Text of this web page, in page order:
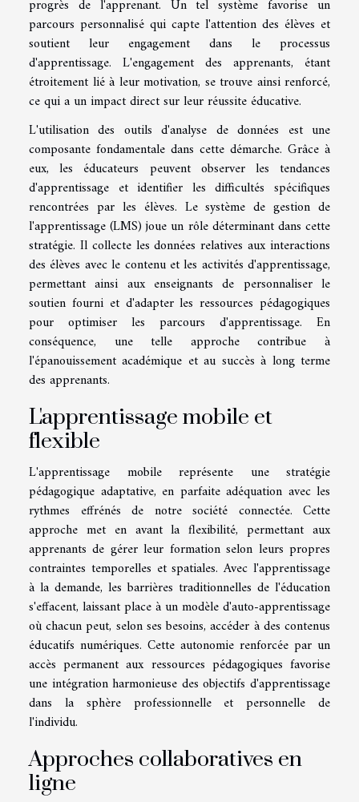
progrès de l'apprenant. Un tel système favorise un
parcours personnalisé qui capte l'attention des élèves et
soutient leur engagement dans le processus
d'apprentissage. L'engagement des apprenants, étant
étroitement lié à leur motivation, se trouve ainsi renforcé,
ce qui a un impact direct sur leur réussite éducative.
L'utilisation des outils d'analyse de données est une
composante fondamentale dans cette démarche. Grâce à
eux, les éducateurs peuvent observer les tendances
d'apprentissage et identifier les difficultés spécifiques
rencontrées par les élèves. Le système de gestion de
l'apprentissage (LMS) joue un rôle déterminant dans cette
stratégie. Il collecte les données relatives aux interactions
des élèves avec le contenu et les activités d'apprentissage,
permettant ainsi aux enseignants de personnaliser le
soutien fourni et d'adapter les ressources pédagogiques
pour optimiser les parcours d'apprentissage. En
conséquence, une telle approche contribue à
l'épanouissement académique et au succès à long terme
des apprenants.
L'apprentissage mobile et
flexible
L'apprentissage mobile représente une stratégie
pédagogique adaptative, en parfaite adéquation avec les
rythmes effrénés de notre société connectée. Cette
approche met en avant la flexibilité, permettant aux
apprenants de gérer leur formation selon leurs propres
contraintes temporelles et spatiales. Avec l'apprentissage
à la demande, les barrières traditionnelles de l'éducation
s'effacent, laissant place à un modèle d'auto-apprentissage
où chacun peut, selon ses besoins, accéder à des contenus
éducatifs numériques. Cette autonomie renforcée par un
accès permanent aux ressources pédagogiques favorise
une intégration harmonieuse des objectifs d'apprentissage
dans la sphère professionnelle et personnelle de
l'individu.
Approches collaboratives en
ligne